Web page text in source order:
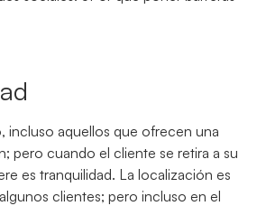
incluso aquellos que ofrecen una
pero cuando el cliente se retira a su
es tranquilidad. La localización es
clientes; pero incluso en el